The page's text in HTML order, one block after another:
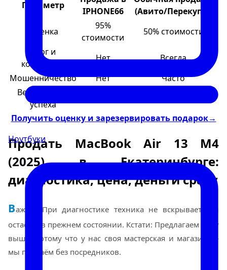
Ноутбуки
Параметр
IPHONE66
(Авито/Перекупы)
Оценка
95%
стоимости
50% стоимости
Торг и
конфликты
Нет
Всегда
Мошенничество
Нет
Часто
Вероятность
успеха
Получить оценку и зарезервировать подарок→
Продать MacBook Air 13 M4
(2025) в Екатеринбурге:
диагностика, цена, деньги сразу
Важно: При диагностике техника не вскрывается и
остаётся в прежнем состоянии. Кстати: Предлагаем цену
выше, потому что у нас своя мастерская и магазин —
мы продаём без посредников.